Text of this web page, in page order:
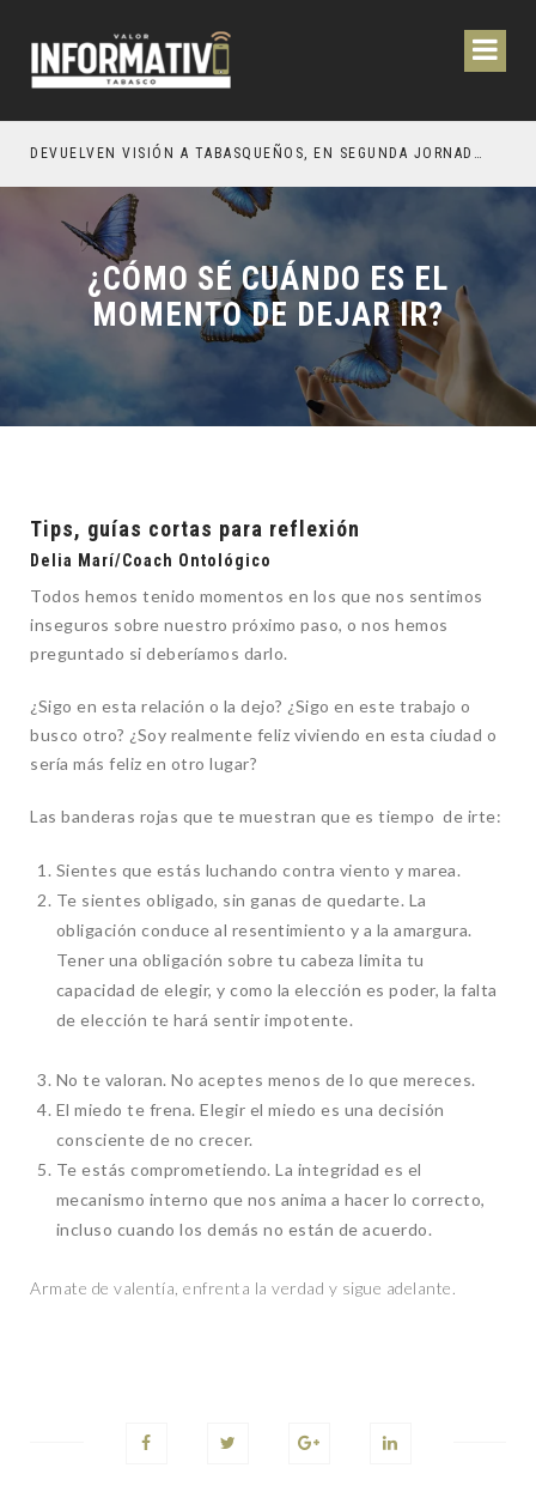
DEVUELVEN VISIÓN A TABASQUEÑOS, EN SEGUNDA JORNADA DE CIRUGÍA DE CATARATAS 2026
¿CÓMO SÉ CUÁNDO ES EL
MOMENTO DE DEJAR IR?
Tips, guías cortas para reflexión
Delia Marí/Coach Ontológico
Todos hemos tenido momentos en los que nos sentimos
inseguros sobre nuestro próximo paso, o nos hemos
preguntado si deberíamos darlo.
¿Sigo en esta relación o la dejo? ¿Sigo en este trabajo o
busco otro? ¿Soy realmente feliz viviendo en esta ciudad o
sería más feliz en otro lugar?
Las banderas rojas que te muestran que es tiempo de irte:
Sientes que estás luchando contra viento y marea.
Te sientes obligado, sin ganas de quedarte. La
obligación conduce al resentimiento y a la amargura.
Tener una obligación sobre tu cabeza limita tu
capacidad de elegir, y como la elección es poder, la falta
de elección te hará sentir impotente.
No te valoran. No aceptes menos de lo que mereces.
El miedo te frena. Elegir el miedo es una decisión
consciente de no crecer.
Te estás comprometiendo. La integridad es el
mecanismo interno que nos anima a hacer lo correcto,
incluso cuando los demás no están de acuerdo.
Armate de valentía, enfrenta la verdad y sigue adelante.